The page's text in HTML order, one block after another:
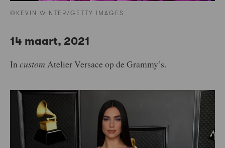
©KEVIN WINTER/GETTY IMAGES
14 maart, 2021
In custom Atelier Versace op de Grammy’s.